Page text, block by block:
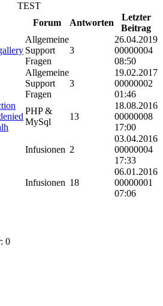
TEST
Forum Antworten
Letzter
Beitrag
Allgemeine
Support
Fragen
3
26.04.2019
00000004
08:50
Allgemeine
Support
Fragen
3
19.02.2017
00000002
01:46
PHP &
MySql
13
18.08.2016
00000008
17:00
Infusionen 2
03.04.2016
00000004
17:33
Infusionen 18
06.01.2016
00000001
07:06
0